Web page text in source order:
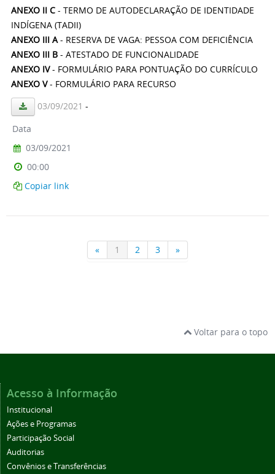
Voltar para o topo
Acesso à Informação
Institucional
Ações e Programas
Participação Social
Auditorias
Convênios e Transferências